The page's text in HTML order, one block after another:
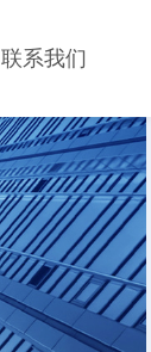
联系我们